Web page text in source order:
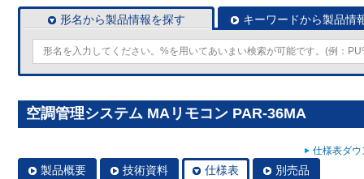
形名から製品情報を探す キーワードから製品情
空調管理システム MAリモコン PAR-36MA
仕様表ダ
製品概要 技術資料 仕様表 別売品